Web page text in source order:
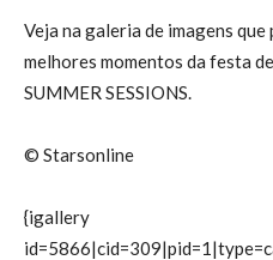
Veja na galeria de imagens
melhores momentos da festa
SUMMER SESSIONS.
© Starsonline
{igallery